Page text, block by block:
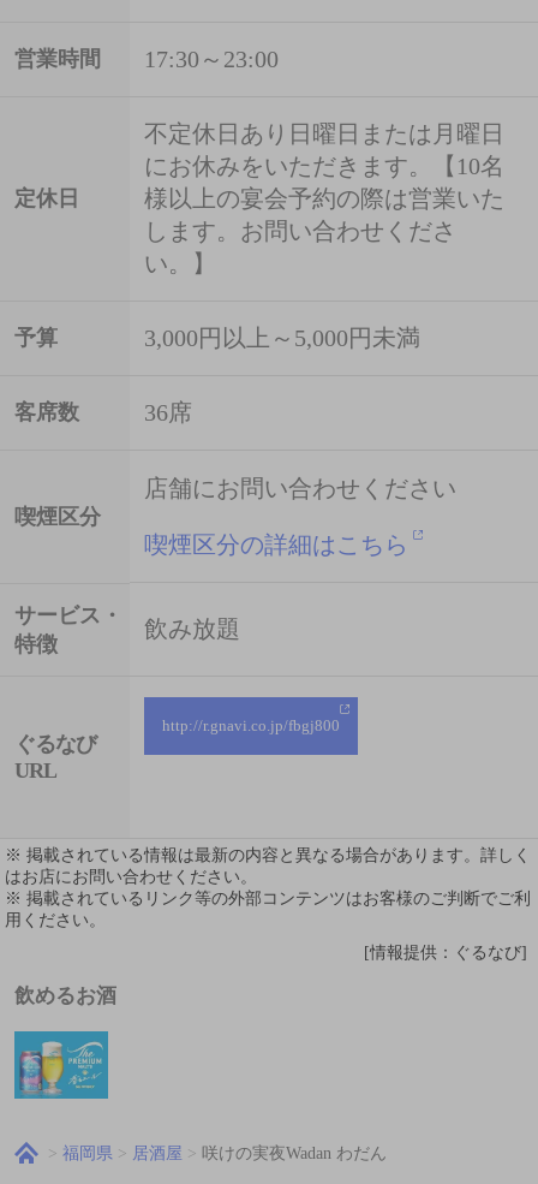
営業時間 17:30～23:00
定休日
不定休日あり日曜日または月曜日
にお休みをいただきます。【10名
様以上の宴会予約の際は営業いた
します。お問い合わせくださ
い。】
予算 3,000円以上～5,000円未満
客席数 36席
喫煙区分
店舗にお問い合わせください
喫煙区分の詳細はこちら
サービス・
特徴
飲み放題
ぐるなび
URL
http://r.gnavi.co.jp/fbgj800
※ 掲載されている情報は最新の内容と異なる場合があります。詳しく
はお店にお問い合わせください。
※ 掲載されているリンク等の外部コンテンツはお客様のご判断でご利
用ください。
[情報提供：ぐるなび]
飲めるお酒
福岡県 居酒屋 咲けの実夜Wadan わだん